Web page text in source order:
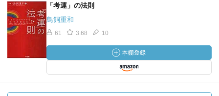
「考運」の法則
鳥飼重和
61 3.68 10